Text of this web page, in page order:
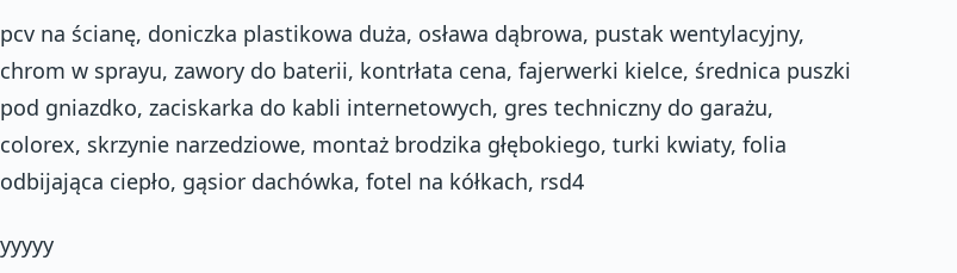
pcv na ścianę, doniczka plastikowa duża, osława dąbrowa, pustak wentylacyjny,
chrom w sprayu, zawory do baterii, kontrłata cena, fajerwerki kielce, średnica puszki
pod gniazdko, zaciskarka do kabli internetowych, gres techniczny do garażu,
colorex, skrzynie narzedziowe, montaż brodzika głębokiego, turki kwiaty, folia
odbijająca ciepło, gąsior dachówka, fotel na kółkach, rsd4
yyyyy